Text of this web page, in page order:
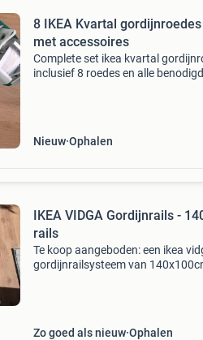
8 IKEA Kvartal
met accessoires
Complete set ikea kvartal
inclusief 8 roedes en alle
Nieuw Ophalen
IKEA VIDGA Gordijnrails -
rails
Te koop aangeboden: een ikea
gordijnrailsysteem van
Zo goed als nieuw Ophalen